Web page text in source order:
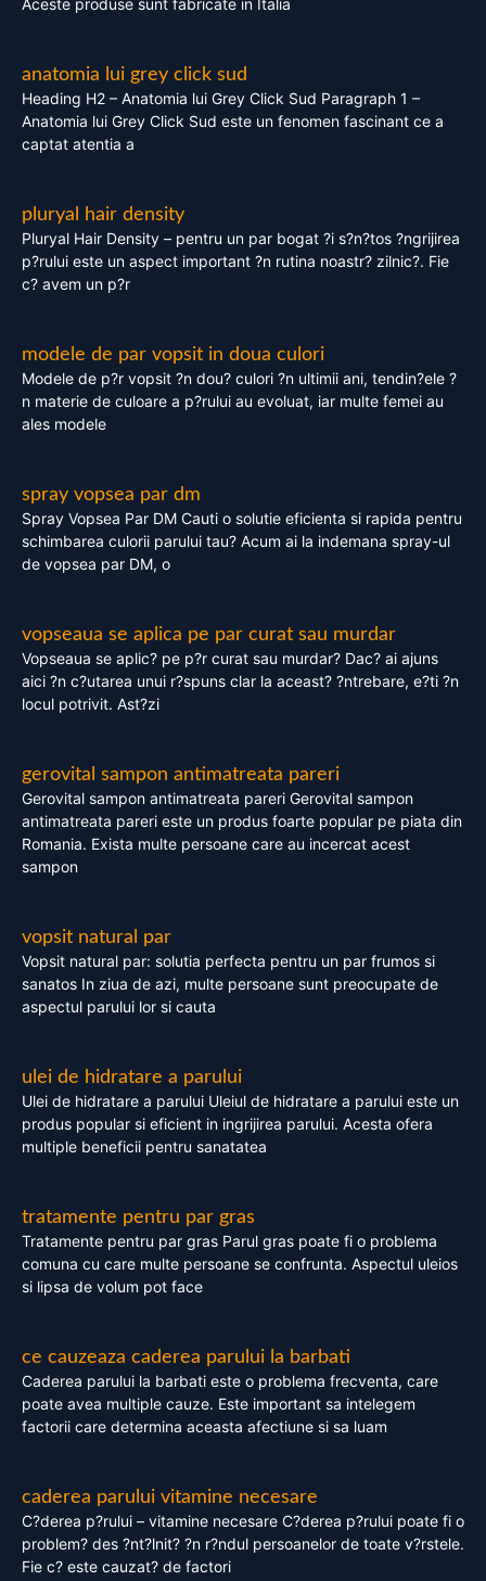
Aceste produse sunt fabricate in Italia
anatomia lui grey click sud
Heading H2 – Anatomia lui Grey Click Sud Paragraph 1 –
Anatomia lui Grey Click Sud este un fenomen fascinant ce a
captat atentia a
pluryal hair density
Pluryal Hair Density – pentru un par bogat ?i s?n?tos ?ngrijirea
p?rului este un aspect important ?n rutina noastr? zilnic?. Fie
c? avem un p?r
modele de par vopsit in doua culori
Modele de p?r vopsit ?n dou? culori ?n ultimii ani, tendin?ele ?
n materie de culoare a p?rului au evoluat, iar multe femei au
ales modele
spray vopsea par dm
Spray Vopsea Par DM Cauti o solutie eficienta si rapida pentru
schimbarea culorii parului tau? Acum ai la indemana spray-ul
de vopsea par DM, o
vopseaua se aplica pe par curat sau murdar
Vopseaua se aplic? pe p?r curat sau murdar? Dac? ai ajuns
aici ?n c?utarea unui r?spuns clar la aceast? ?ntrebare, e?ti ?n
locul potrivit. Ast?zi
gerovital sampon antimatreata pareri
Gerovital sampon antimatreata pareri Gerovital sampon
antimatreata pareri este un produs foarte popular pe piata din
Romania. Exista multe persoane care au incercat acest
sampon
vopsit natural par
Vopsit natural par: solutia perfecta pentru un par frumos si
sanatos In ziua de azi, multe persoane sunt preocupate de
aspectul parului lor si cauta
ulei de hidratare a parului
Ulei de hidratare a parului Uleiul de hidratare a parului este un
produs popular si eficient in ingrijirea parului. Acesta ofera
multiple beneficii pentru sanatatea
tratamente pentru par gras
Tratamente pentru par gras Parul gras poate fi o problema
comuna cu care multe persoane se confrunta. Aspectul uleios
si lipsa de volum pot face
ce cauzeaza caderea parului la barbati
Caderea parului la barbati este o problema frecventa, care
poate avea multiple cauze. Este important sa intelegem
factorii care determina aceasta afectiune si sa luam
caderea parului vitamine necesare
C?derea p?rului – vitamine necesare C?derea p?rului poate fi o
problem? des ?nt?lnit? ?n r?ndul persoanelor de toate v?rstele.
Fie c? este cauzat? de factori